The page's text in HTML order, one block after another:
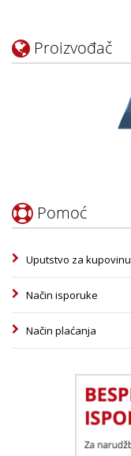
Proizvođač
Pomoć
Uputstvo za kupovinu
Način isporuke
Način plaćanja